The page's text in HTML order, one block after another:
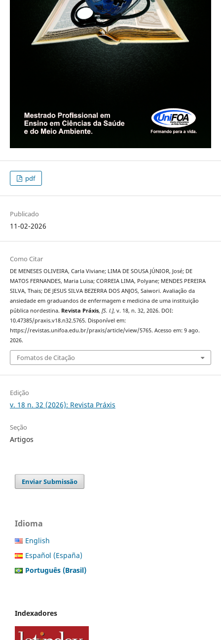
pdf
Publicado
11-02-2026
Como Citar
DE MENESES OLIVEIRA, Carla Viviane; LIMA DE SOUSA JÚNIOR, José; DE
MATOS FERNANDES, Maria Luisa; CORREIA LIMA, Polyane; MENDES PEREIRA
SILVA, Thais; DE JESUS SILVA BEZERRA DOS ANJOS, Saiwori. Avaliação da
ansiedade em graduandos de enfermagem e medicina de uma instituição
pública nordestina. Revista Práxis, [S. l.], v. 18, n. 32, 2026. DOI:
10.47385/praxis.v18.n32.5765. Disponível em:
https://revistas.unifoa.edu.br/praxis/article/view/5765. Acesso em: 9 ago.
2026.
Fomatos de Citação
Edição
v. 18 n. 32 (2026): Revista Práxis
Seção
Artigos
Enviar Submissão
Idioma
English
Español (España)
Português (Brasil)
Indexadores